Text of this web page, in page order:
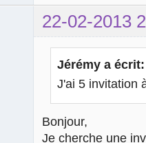
22-02-2013
Jérémy a écrit:
J'ai 5 invitation
Bonjour,
Je cherche une